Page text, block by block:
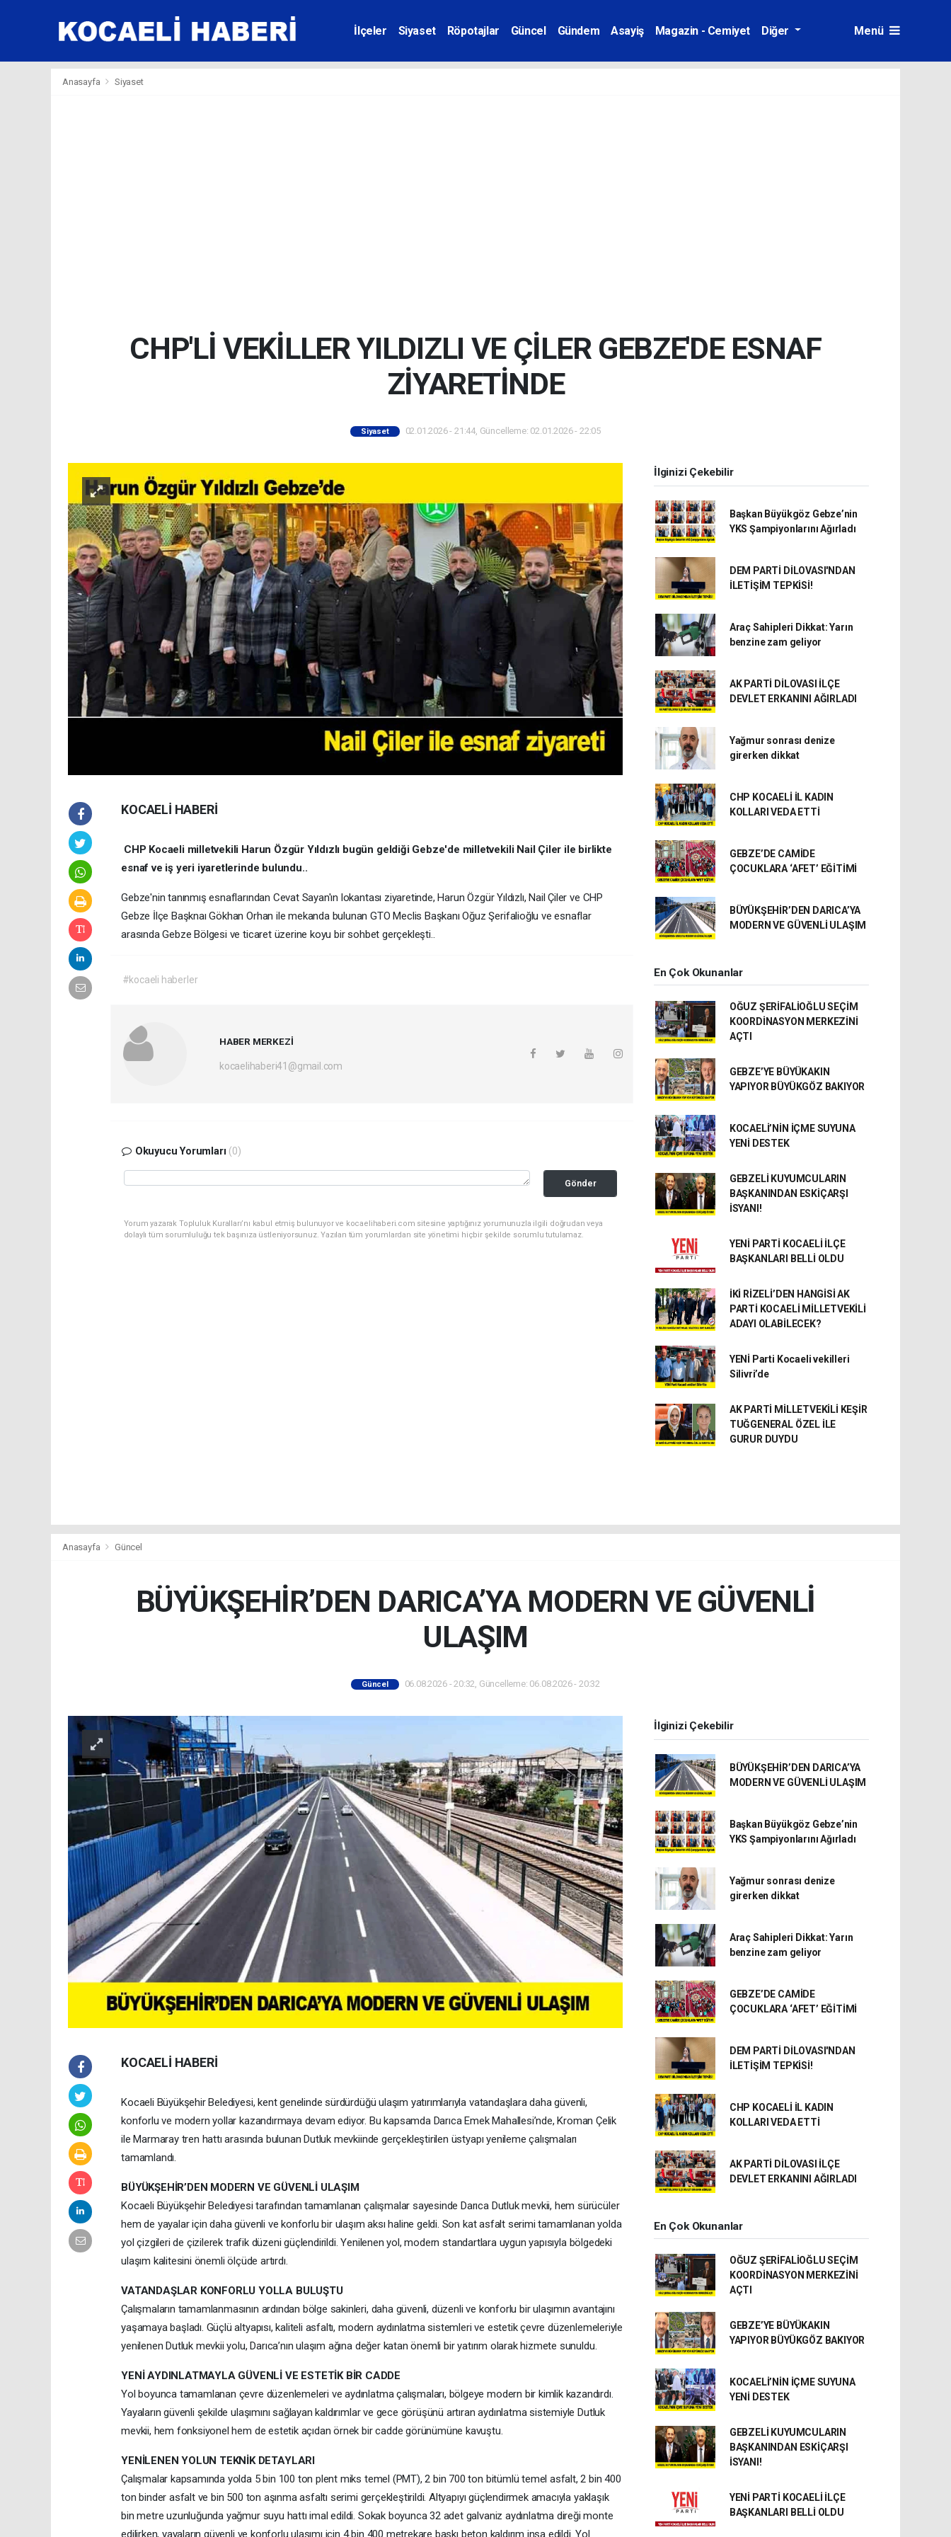
İlçeler Siyaset Röpotajlar Güncel Gündem Asayiş Magazin - Cemiyet Diğer Menü
Anasayfa Siyaset
CHP'Lİ VEKİLLER YILDIZLI VE ÇİLER GEBZE'DE ESNAF
ZİYARETİNDE
Siyaset 02.01.2026 - 21:44, Güncelleme: 02.01.2026 - 22:05
KOCAELİ HABERİ
CHP Kocaeli milletvekili Harun Özgür Yıldızlı bugün geldiği Gebze'de milletvekili Nail Çiler ile birlikte
esnaf ve iş yeri iyaretlerinde bulundu..
Gebze'nin tanınmış esnaflarından Cevat Sayan'ın lokantası ziyaretinde, Harun Özgür Yıldızlı, Nail Çiler ve CHP
Gebze İlçe Başknaı Gökhan Orhan ile mekanda bulunan GTO Meclis Başkanı Oğuz Şerifalioğlu ve esnaflar
arasında Gebze Bölgesi ve ticaret üzerine koyu bir sohbet gerçekleşti..
#kocaeli haberler
HABER MERKEZİ
kocaelihaberi41@gmail.com
Okuyucu Yorumları (0)
Gönder
Yorum yazarak Topluluk Kuralları’nı kabul etmiş bulunuyor ve kocaelihaberi.com sitesine yaptığınız yorumunuzla ilgili doğrudan veya
dolaylı tüm sorumluluğu tek başınıza üstleniyorsunuz. Yazılan tüm yorumlardan site yönetimi hiçbir şekilde sorumlu tutulamaz.
İlginizi Çekebilir
Başkan Büyükgöz Gebze’nin
YKS Şampiyonlarını Ağırladı
DEM PARTİ DİLOVASI'NDAN
İLETİŞİM TEPKİSİ!
Araç Sahipleri Dikkat: Yarın
benzine zam geliyor
AK PARTİ DİLOVASI İLÇE
DEVLET ERKANINI AĞIRLADI
Yağmur sonrası denize
girerken dikkat
CHP KOCAELİ İL KADIN
KOLLARI VEDA ETTİ
GEBZE’DE CAMİDE
ÇOCUKLARA ‘AFET’ EĞİTİMİ
BÜYÜKŞEHİR’DEN DARICA’YA
MODERN VE GÜVENLİ ULAŞIM
En Çok Okunanlar
OĞUZ ŞERİFALİOĞLU SEÇİM
KOORDİNASYON MERKEZİNİ
AÇTI
GEBZE’YE BÜYÜKAKIN
YAPIYOR BÜYÜKGÖZ BAKIYOR
KOCAELİ’NİN İÇME SUYUNA
YENİ DESTEK
GEBZELİ KUYUMCULARIN
BAŞKANINDAN ESKİÇARŞI
İSYANI!
YENİ PARTİ KOCAELİ İLÇE
BAŞKANLARI BELLİ OLDU
İKİ RİZELİ’DEN HANGİSİ AK
PARTİ KOCAELİ MİLLETVEKİLİ
ADAYI OLABİLECEK?
YENİ Parti Kocaeli vekilleri
Silivri’de
AK PARTİ MİLLETVEKİLİ KEŞİR
TUĞGENERAL ÖZEL İLE
GURUR DUYDU
Anasayfa Güncel
BÜYÜKŞEHİR’DEN DARICA’YA MODERN VE GÜVENLİ
ULAŞIM
Güncel 06.08.2026 - 20:32, Güncelleme: 06.08.2026 - 20:32
KOCAELİ HABERİ
Kocaeli Büyükşehir Belediyesi, kent genelinde sürdürdüğü ulaşım yatırımlarıyla vatandaşlara daha güvenli,
konforlu ve modern yollar kazandırmaya devam ediyor. Bu kapsamda Darıca Emek Mahallesi’nde, Kroman Çelik
ile Marmaray tren hattı arasında bulunan Dutluk mevkiinde gerçekleştirilen üstyapı yenileme çalışmaları
tamamlandı.
BÜYÜKŞEHİR’DEN MODERN VE GÜVENLİ ULAŞIM
Kocaeli Büyükşehir Belediyesi tarafından tamamlanan çalışmalar sayesinde Darıca Dutluk mevkii, hem sürücüler
hem de yayalar için daha güvenli ve konforlu bir ulaşım aksı haline geldi. Son kat asfalt serimi tamamlanan yolda
yol çizgileri de çizilerek trafik düzeni güçlendirildi. Yenilenen yol, modern standartlara uygun yapısıyla bölgedeki
ulaşım kalitesini önemli ölçüde artırdı.
VATANDAŞLAR KONFORLU YOLLA BULUŞTU
Çalışmaların tamamlanmasının ardından bölge sakinleri, daha güvenli, düzenli ve konforlu bir ulaşımın avantajını
yaşamaya başladı. Güçlü altyapısı, kaliteli asfaltı, modern aydınlatma sistemleri ve estetik çevre düzenlemeleriyle
yenilenen Dutluk mevkii yolu, Darıca’nın ulaşım ağına değer katan önemli bir yatırım olarak hizmete sunuldu.
YENİ AYDINLATMAYLA GÜVENLİ VE ESTETİK BİR CADDE
Yol boyunca tamamlanan çevre düzenlemeleri ve aydınlatma çalışmaları, bölgeye modern bir kimlik kazandırdı.
Yayaların güvenli şekilde ulaşımını sağlayan kaldırımlar ve gece görüşünü artıran aydınlatma sistemiyle Dutluk
mevkii, hem fonksiyonel hem de estetik açıdan örnek bir cadde görünümüne kavuştu.
YENİLENEN YOLUN TEKNİK DETAYLARI
Çalışmalar kapsamında yolda 5 bin 100 ton plent miks temel (PMT), 2 bin 700 ton bitümlü temel asfalt, 2 bin 400
ton binder asfalt ve bin 500 ton aşınma asfaltı serimi gerçekleştirildi. Altyapıyı güçlendirmek amacıyla yaklaşık
bin metre uzunluğunda yağmur suyu hattı imal edildi. Sokak boyunca 32 adet galvaniz aydınlatma direği monte
edilirken, yayaların güvenli ve konforlu ulaşımı için 4 bin 400 metrekare baskı beton kaldırım inşa edildi. Yol
İlginizi Çekebilir
BÜYÜKŞEHİR’DEN DARICA’YA
MODERN VE GÜVENLİ ULAŞIM
Başkan Büyükgöz Gebze’nin
YKS Şampiyonlarını Ağırladı
Yağmur sonrası denize
girerken dikkat
Araç Sahipleri Dikkat: Yarın
benzine zam geliyor
GEBZE’DE CAMİDE
ÇOCUKLARA ‘AFET’ EĞİTİMİ
DEM PARTİ DİLOVASI'NDAN
İLETİŞİM TEPKİSİ!
CHP KOCAELİ İL KADIN
KOLLARI VEDA ETTİ
AK PARTİ DİLOVASI İLÇE
DEVLET ERKANINI AĞIRLADI
En Çok Okunanlar
OĞUZ ŞERİFALİOĞLU SEÇİM
KOORDİNASYON MERKEZİNİ
AÇTI
GEBZE’YE BÜYÜKAKIN
YAPIYOR BÜYÜKGÖZ BAKIYOR
KOCAELİ’NİN İÇME SUYUNA
YENİ DESTEK
GEBZELİ KUYUMCULARIN
BAŞKANINDAN ESKİÇARŞI
İSYANI!
YENİ PARTİ KOCAELİ İLÇE
BAŞKANLARI BELLİ OLDU